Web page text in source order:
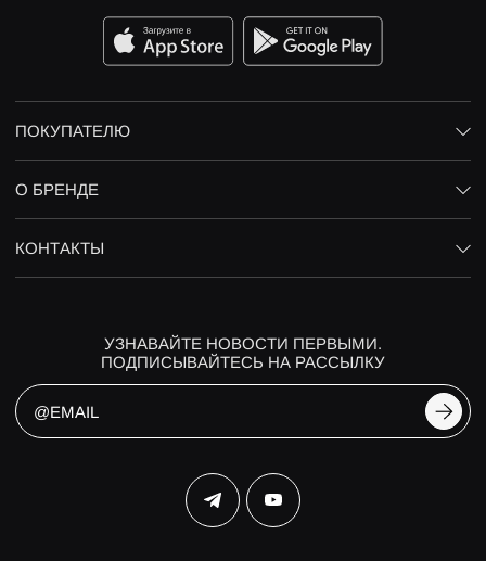
ПОКУПАТЕЛЮ
О БРЕНДЕ
КОНТАКТЫ
УЗНАВАЙТЕ НОВОСТИ ПЕРВЫМИ.
ПОДПИСЫВАЙТЕСЬ НА РАССЫЛКУ